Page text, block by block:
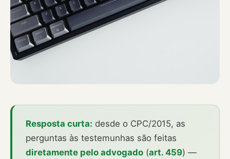
Resposta curta: desde o CPC/2015, as
perguntas às testemunhas são feitas
diretamente pelo advogado (art. 459) —